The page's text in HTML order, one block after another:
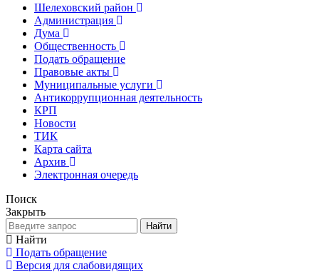
Шелеховский район
Администрация
Дума
Общественность
Подать обращение
Правовые акты
Муниципальные услуги
Антикоррупционная деятельность
КРП
Новости
ТИК
Карта сайта
Архив
Электронная очередь
Поиск
Закрыть
Найти
Найти
Подать обращение
Версия для слабовидящих